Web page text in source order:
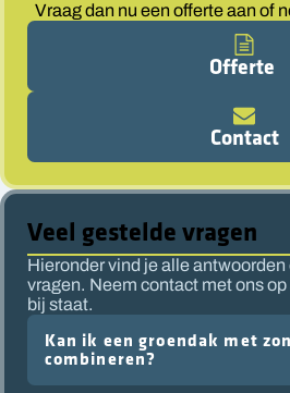
Vraag dan nu een offerte aan of
Offerte
Contact
Veel gestelde vragen
Hieronder vind je alle
vragen. Neem contact met ons
bij staat.
Kan ik een groendak met
combineren?